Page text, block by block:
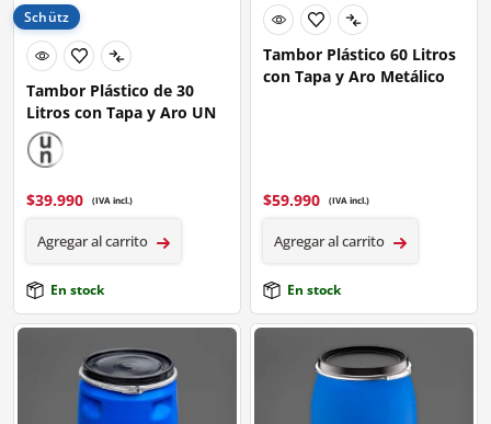
Schütz
Tambor Plástico de 30
Litros con Tapa y Aro UN
$39.990 (IVA incl.)
Agregar al carrito
En stock
Tambor Plástico 60 Litros
con Tapa y Aro Metálico
$59.990 (IVA incl.)
Agregar al carrito
En stock